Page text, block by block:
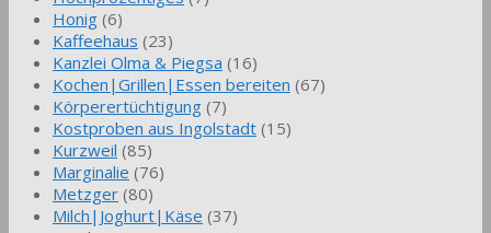
Honig (6)
Kaffeehaus (23)
Kanzlei Olma & Piegsa (16)
Kochen|Grillen|Essen bereiten (67)
Körperertüchtigung (7)
Kostproben aus Ingolstadt (15)
Kurzweil (85)
Marginalie (76)
Metzger (80)
Milch|Joghurt|Käse (37)